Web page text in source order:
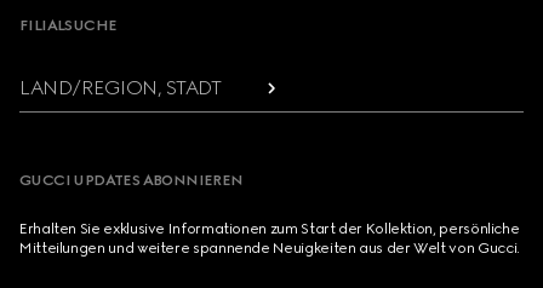
FILIALSUCHE
LAND/REGION, STADT
GUCCI UPDATES ABONNIEREN
Erhalten Sie exklusive Informationen zum Start der Kollektion, persönliche
Mitteilungen und weitere spannende Neuigkeiten aus der Welt von Gucci.